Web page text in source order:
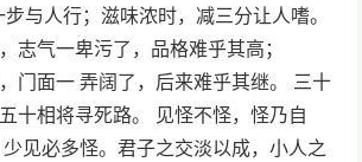
与人行；滋味浓时，减三分让人嗜。
志气一卑污了，品格难乎其高；
门面一 弄阔了，后来难乎其继。 三十
十相将寻死路。 见怪不怪，怪乃自
见必多怪。君子之交淡以成，小人之